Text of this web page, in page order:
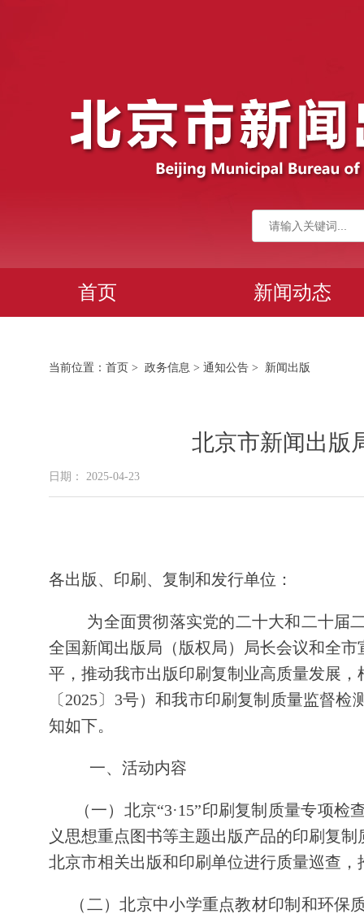
首页 新闻动态
当前位置： 首页 > 政务信息 > 通知公告 > 新闻出版
北京市新闻出版
日期： 2025-04-23
各出版、印刷、复制和发行单位：
为全面贯彻落实党的二十大和二十届二
全国新闻出版局（版权局）局长会议和全
平，推动我市出版印刷复制业高质量发展
〔2025〕3号）和我市印刷复制质量监督
知如下。
一、活动内容
（一）北京“3·15”印刷复制质量专项检
义思想重点图书等主题出版产品的印刷复
北京市相关出版和印刷单位进行质量巡查
（二）北京中小学重点教材印制和环保